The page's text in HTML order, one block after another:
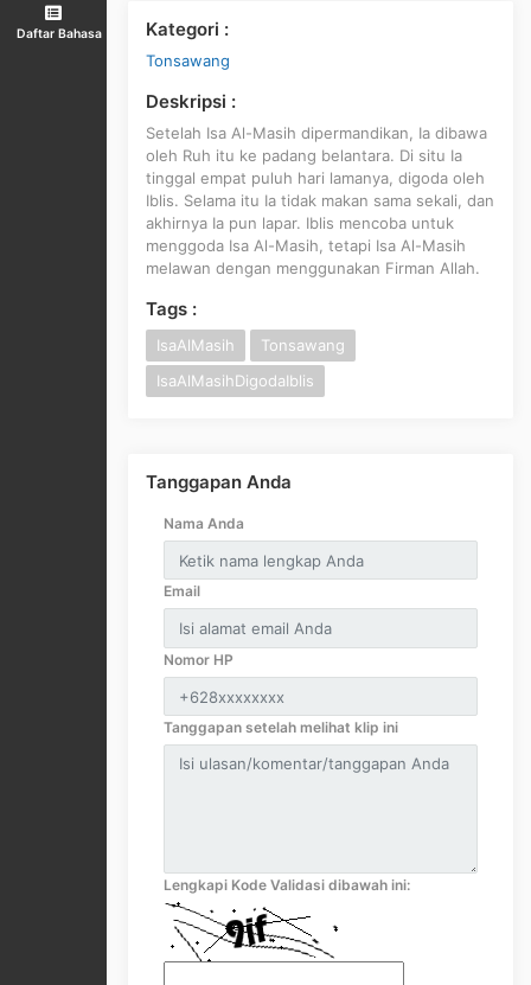
Daftar Bahasa Kategori :
Tonsawang
Deskripsi :
Setelah Isa Al-Masih dipermandikan, Ia dibawa
oleh Ruh itu ke padang belantara. Di situ Ia
tinggal empat puluh hari lamanya, digoda oleh
Iblis. Selama itu Ia tidak makan sama sekali, dan
akhirnya Ia pun lapar. Iblis mencoba untuk
menggoda Isa Al-Masih, tetapi Isa Al-Masih
melawan dengan menggunakan Firman Allah.
Tags :
IsaAlMasih
Tonsawang
IsaAlMasihDigodaIblis
Tanggapan Anda
Nama Anda
Email
Nomor HP
Tanggapan setelah melihat klip ini
Lengkapi Kode Validasi dibawah ini: